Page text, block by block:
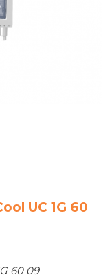
UC 1G 60
60 09